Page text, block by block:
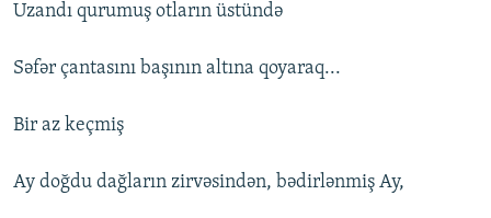
Uzandı qurumuş otların üstündə
Səfər çantasını başının altına qoyaraq...
Bir az keçmiş
Ay doğdu dağların zirvəsindən, bədirlənmiş Ay,